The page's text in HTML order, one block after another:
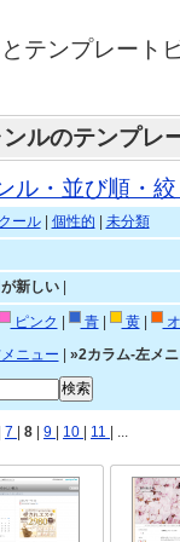
テンプレート
ルのテンプレ
ル・並び順・
クール| 個性的
未分類
新しい|
ピンク 青| 黄|
ニュー
»2カラム-左メ
7 8 9 10 11 | ...